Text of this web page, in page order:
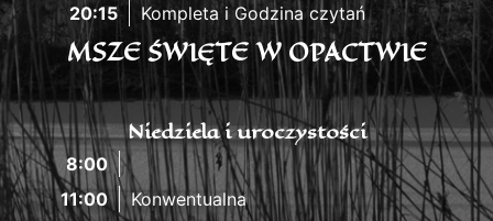
20:15
Kompleta i Godzina czytań
MSZE ŚWIĘTE W OPACTWIE
Niedziela i uroczystości
8:00
11:00
Konwentualna